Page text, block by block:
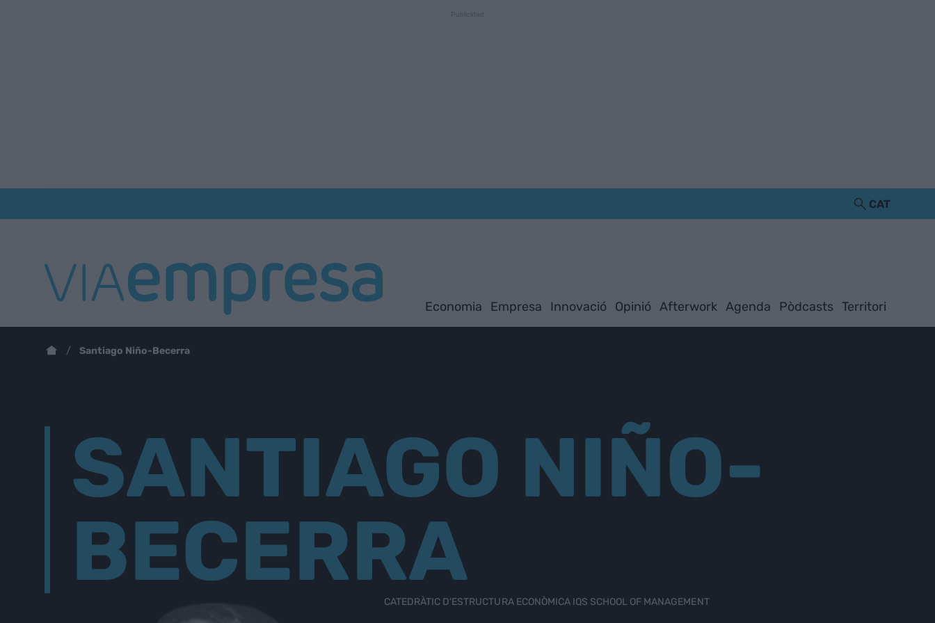
CAT
Economia Empresa Innovació Opinió Afterwork Agenda Pòdcasts Territori
Santiago Niño-Becerra
SANTIAGO NIÑO-
BECERRA
CATEDRÀTIC D'ESTRUCTURA ECONÒMICA IQS SCHOOL OF MANAGEMENT